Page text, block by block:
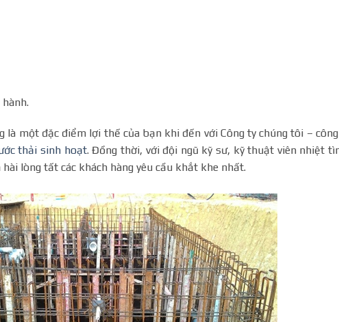
một đặc điểm lợi thế của bạn khi đến với Công ty chúng tôi –
thải sinh hoạt. Đồng thời, với đội ngũ kỹ sư, kỹ thuật viên nhiệt
lòng tất các khách hàng yêu cầu khắt khe nhất.